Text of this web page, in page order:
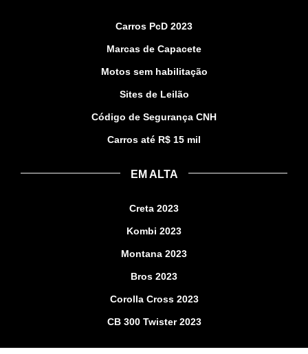
Carros PcD 2023
Marcas de Capacete
Motos sem habilitação
Sites de Leilão
Código de Segurança CNH
Carros até R$ 15 mil
EM ALTA
Creta 2023
Kombi 2023
Montana 2023
Bros 2023
Corolla Cross 2023
CB 300 Twister 2023